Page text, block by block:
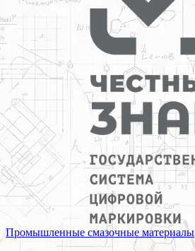
Промышленные смазочные материалы